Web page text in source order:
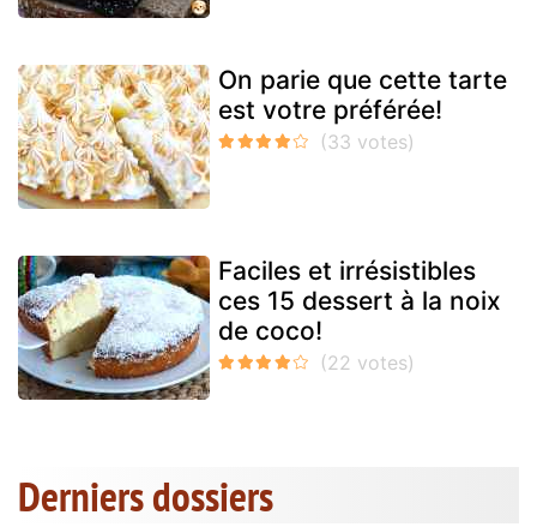
On parie que cette tarte
est votre préférée!
Faciles et irrésistibles
ces 15 dessert à la noix
de coco!
Derniers dossiers